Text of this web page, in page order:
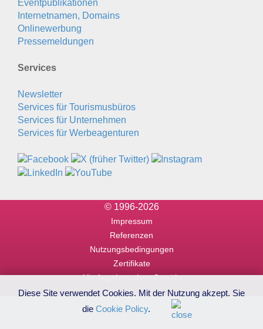
Eventpublikationen
Internetnamen, Domains
Onlinewerbung
Pressemeldungen
Services
Newsletter
Services für Tourismusbüros
Services für Unternehmen
Services für Werbeagenturen
© 1996-2026
Impressum
Referenzen
Nutzungsbedingungen
Zertifikate
Alle Angaben ohne Gewähr
Diese Site verwendet Cookies. Mit der Nutzung akzept. Sie
die Cookie Policy.